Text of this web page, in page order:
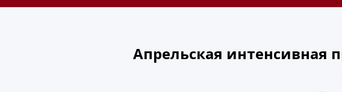
Апрельская интенсивная